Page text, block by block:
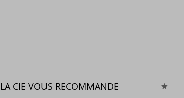
LA CIE VOUS RECOMMANDE